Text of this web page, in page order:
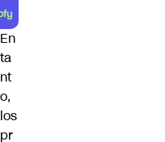
En
ta
nt
o,
los
pr